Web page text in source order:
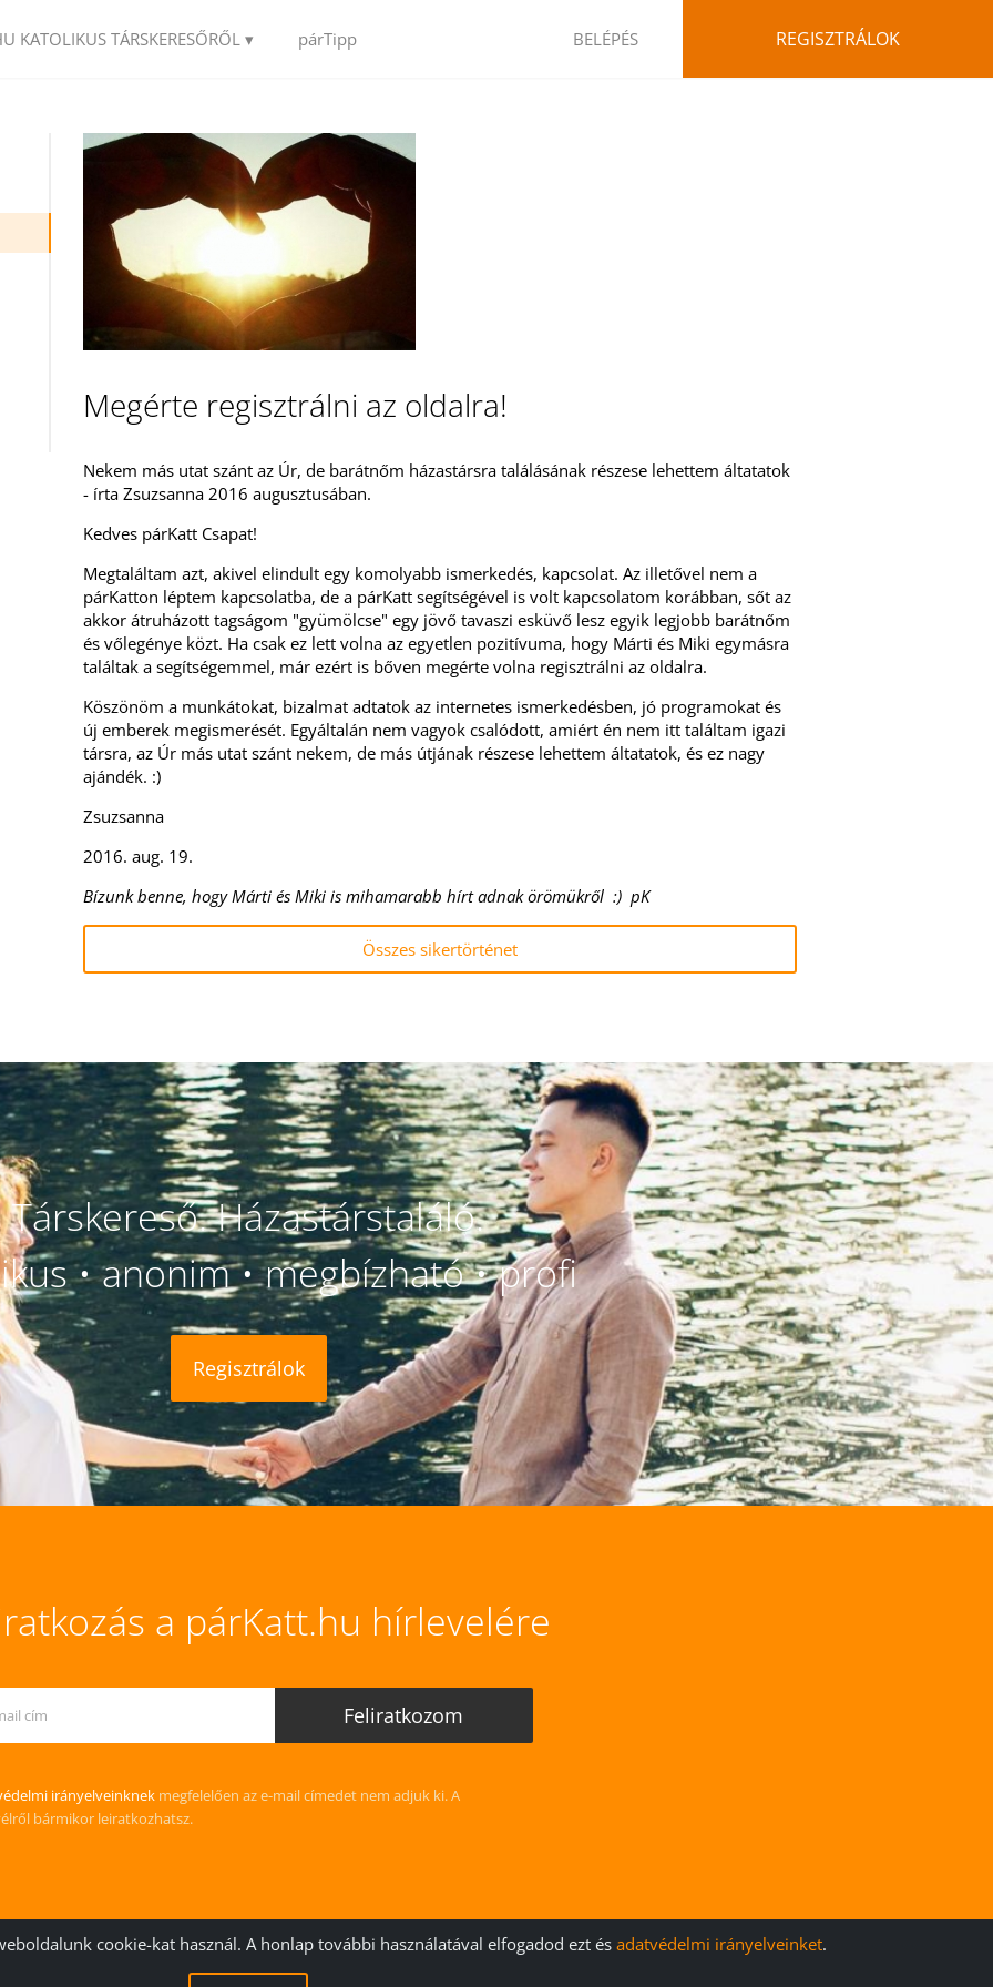
KATOLIKUS TÁRSKERESŐRŐL ▾ párTipp BELÉPÉS REGISZTRÁLOK
Megérte regisztrálni az oldalra!
Nekem más utat szánt az Úr, de barátnőm házastársra találásának részese lehettem áltatatok
- írta Zsuzsanna 2016 augusztusában.
Kedves párKatt Csapat!
Megtaláltam azt, akivel elindult egy komolyabb ismerkedés, kapcsolat. Az illetővel nem a
párKatton léptem kapcsolatba, de a párKatt segítségével is volt kapcsolatom korábban, sőt az
akkor átruházott tagságom "gyümölcse" egy jövő tavaszi esküvő lesz egyik legjobb barátnőm
és vőlegénye közt. Ha csak ez lett volna az egyetlen pozitívuma, hogy Márti és Miki egymásra
találtak a segítségemmel, már ezért is bőven megérte volna regisztrálni az oldalra.
Köszönöm a munkátokat, bizalmat adtatok az internetes ismerkedésben, jó programokat és
új emberek megismerését. Egyáltalán nem vagyok csalódott, amiért én nem itt találtam igazi
társra, az Úr más utat szánt nekem, de más útjának részese lehettem áltatatok, és ez nagy
ajándék. :)
Zsuzsanna
2016. aug. 19.
Bízunk benne, hogy Márti és Miki is mihamarabb hírt adnak örömükről :) pK
Összes sikertörténet
Társkereső. Házastárstaláló.
• anonim • megbízható • profi
Regisztrálok
a párKatt.hu hírlevelére
irányelveinknekmegfelelően az e-mail címedet nem adjuk ki. A
bármikor leiratkozhatsz.
cookie-kat használ. A honlap további használatával elfogadod ezt és adatvédelmi irányelveinket.